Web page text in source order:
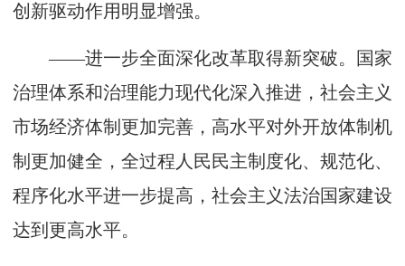
创新驱动作用明显增强。
——进一步全面深化改革取得新突破。国家
治理体系和治理能力现代化深入推进，社会主义
市场经济体制更加完善，高水平对外开放体制机
制更加健全，全过程人民民主制度化、规范化、
程序化水平进一步提高，社会主义法治国家建设
达到更高水平。